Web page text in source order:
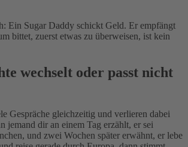
Ein Sugar Daddy schickt Geld. Er empfängt
bittet, zuerst etwas zu überweisen, ist kein
wechselt oder passt nicht
Gespräche gleichzeitig und verlieren dabei
jemand dir an einem Tag erzählt, er sei
und zwei Wochen später erwähnt, er lebe